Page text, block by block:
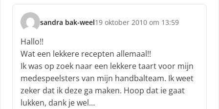
sandra bak-weel
s
c
h
r
e
e
f
:
19 oktober 2010 om 13:59
Hallo!!
Wat een lekkere recepten allemaal!!
Ik was op zoek naar een lekkere taart voor mijn
medespeelsters van mijn handbalteam. Ik weet
zeker dat ik deze ga maken. Hoop dat ie gaat
lukken, dank je wel…